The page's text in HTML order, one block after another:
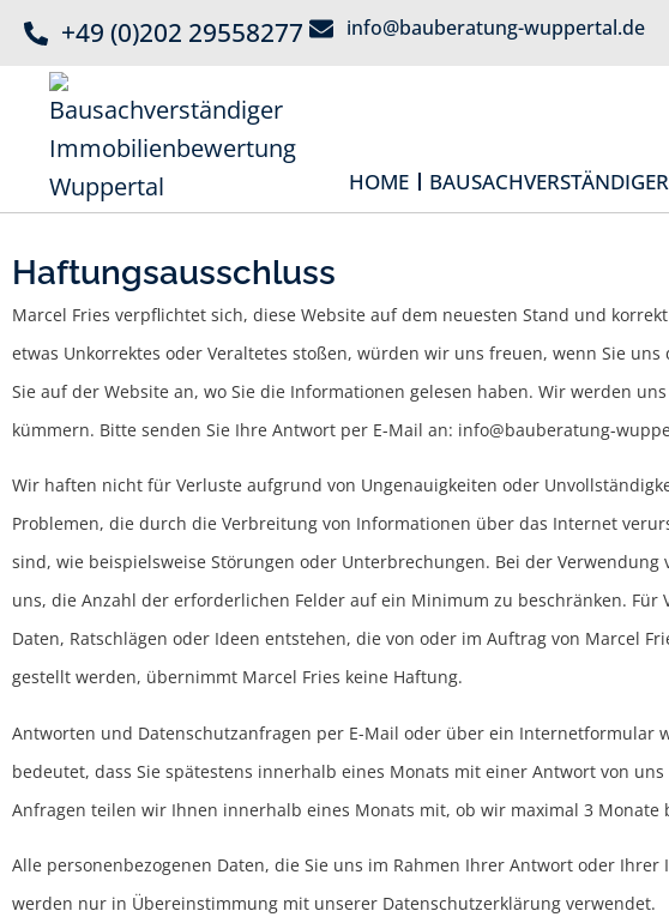
+49 (0)202 29558277 info@bauberatung-wuppertal.de
HOME BAUSACHVERSTÄNDIGER
Haftungsausschluss
Marcel Fries verpflichtet sich, diese Website auf dem neuesten Stand und
etwas Unkorrektes oder Veraltetes stoßen, würden wir uns freuen, wenn Sie
Sie auf der Website an, wo Sie die Informationen gelesen haben. Wir werden
kümmern. Bitte senden Sie Ihre Antwort per E-Mail an: info@bauberatung-
Wir haften nicht für Verluste aufgrund von Ungenauigkeiten oder
Problemen, die durch die Verbreitung von Informationen über das Internet
sind, wie beispielsweise Störungen oder Unterbrechungen. Bei der
uns, die Anzahl der erforderlichen Felder auf ein Minimum zu beschränken. Für
Daten, Ratschlägen oder Ideen entstehen, die von oder im Auftrag von Marcel
gestellt werden, übernimmt Marcel Fries keine Haftung.
Antworten und Datenschutzanfragen per E-Mail oder über ein Internetformular
bedeutet, dass Sie spätestens innerhalb eines Monats mit einer Antwort von
Anfragen teilen wir Ihnen innerhalb eines Monats mit, ob wir maximal 3 Monate
Alle personenbezogenen Daten, die Sie uns im Rahmen Ihrer Antwort oder
werden nur in Übereinstimmung mit unserer Datenschutzerklärung verwendet.